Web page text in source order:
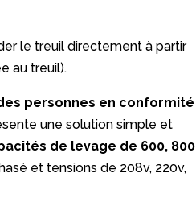
le treuil directement à partir
au treuil).
personnes en conformité
une solution simple et
de levage de 600, 800
et tensions de 208v, 220v,